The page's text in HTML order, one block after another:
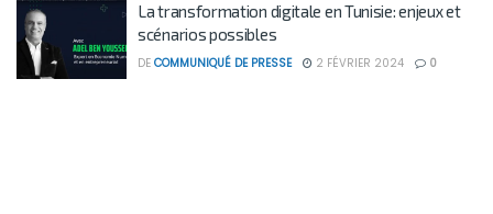
La transformation digitale en Tunisie: enjeux et
scénarios possibles
DE COMMUNIQUÉ DE PRESSE 2 FÉVRIER 2024 0